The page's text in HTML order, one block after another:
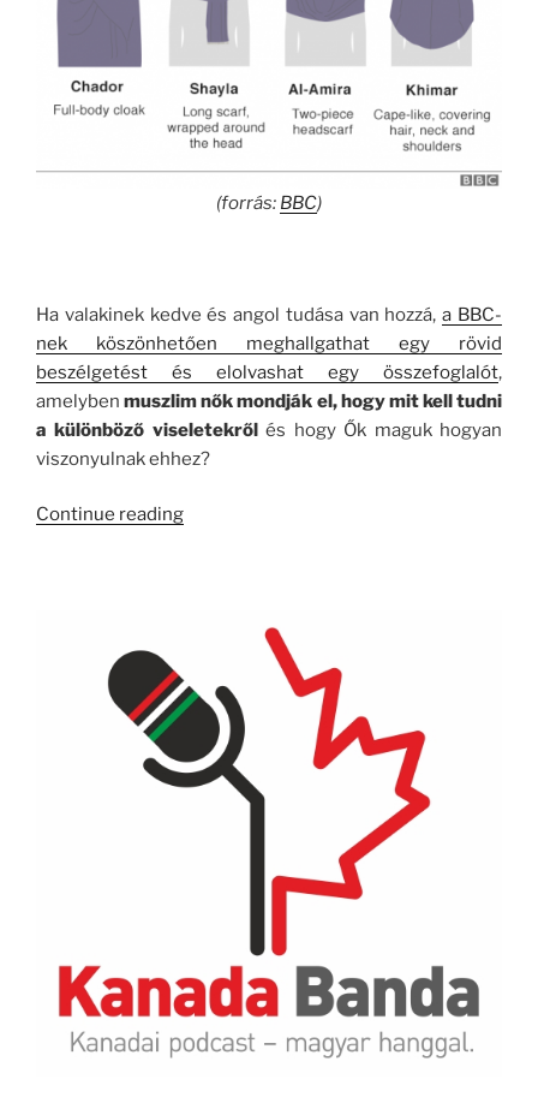
(forrás: BBC)
Ha valakinek kedve és angol tudása van hozzá,a BBC-
nek köszönhetően meghallgathat egy rövid
beszélgetést és elolvashat egy összefoglalót,
amelybenmuszlim nők mondják el, hogy mit kell tudni
a különböző viseletekrőlés hogy Ők maguk hogyan
viszonyulnak ehhez?
Continue reading“Agyarország